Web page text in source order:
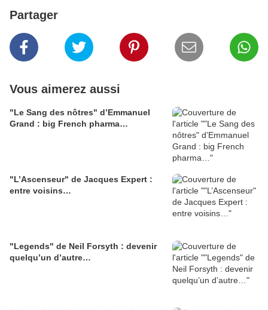
Partager
Vous aimerez aussi
"Le Sang des nôtres" d’Emmanuel
Grand : big French pharma…
"L’Ascenseur" de Jacques Expert :
entre voisins…
"Legends" de Neil Forsyth : devenir
quelqu’un d’autre…